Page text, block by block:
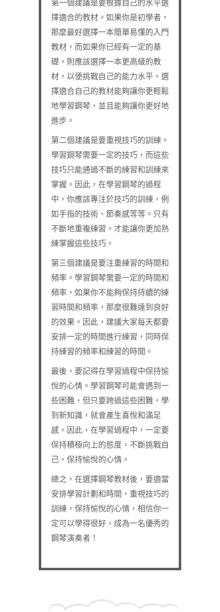
第一個建議是要根據自己的水平選
擇適合的教材。如果你是初學者，
那麼最好選擇一本簡單易懂的入門
教材，而如果你已經有一定的基
礎，則應該選擇一本更高級的教
材，以便挑戰自己的能力水平。選
擇適合自己的教材能夠讓你更輕鬆
地學習鋼琴，並且能夠讓你更好地
進步。
第二個建議是要重視技巧的訓練。
學習鋼琴需要一定的技巧，而這些
技巧只能通過不斷的練習和訓練來
掌握。因此，在學習鋼琴的過程
中，你應該專注於技巧的訓練，例
如手指的技術、節奏感等等。只有
不斷地重複練習，才能讓你更加熟
練掌握這些技巧。
第三個建議是要注重練習的時間和
頻率。學習鋼琴需要一定的時間和
頻率，如果你不能夠保持持續的練
習時間和頻率，那麼很難達到良好
的效果。因此，建議大家每天都要
安排一定的時間進行練習，同時保
持練習的頻率和練習的時間。
最後，要記得在學習過程中保持愉
悅的心情。學習鋼琴可能會遇到一
些困難，但只要跨過這些困難，學
到新知識，就會產生喜悅和滿足
感。因此，在學習過程中，一定要
保持積極向上的態度，不斷挑戰自
己，保持愉悅的心情。
總之，在選擇鋼琴教材後，要適當
安排學習計劃和時間，重視技巧的
訓練，保持愉悅的心情，相信你一
定可以學得很好，成為一名優秀的
鋼琴演奏者！